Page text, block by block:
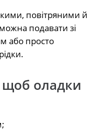
повітряними й
подавати зі
або просто
щоб оладки